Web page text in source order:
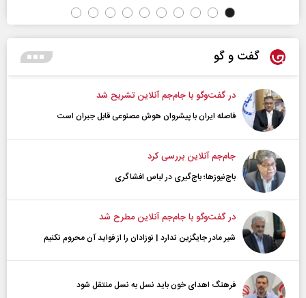
گفت و گو
در گفت‌و‌گو با جام‌جم آنلاین تشریح شد
فاصله ایران با پیشرو‌ان هوش مصنوعی قابل جبران است
جام‌جم آنلاین بررسی کرد
باج‌نیوزها؛ باج‌گیری در لباس افشاگری
در گفت‌و‌گو با جام‌جم آنلاین مطرح شد
شیر مادر جایگزین ندارد | نوزادان را از فواید آن محروم نکنیم
فرهنگ اهدای خون باید نسل به نسل منتقل شود